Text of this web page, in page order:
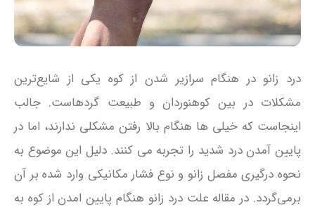
درد زانو در هنگام سرازیر شدن از کوه یکی از شایع‌ترین
مشکلات در بین کوهنوردان و طبیعت‌ گردهاست. جالب
اینجاست که خیلی‌ ها هنگام بالا رفتن مشکلی ندارند، اما در
پایین آمدن درد شدید را تجربه می‌ کنند. دلیل این موضوع به
نحوه درگیری مفصل زانو و نوع فشار مکانیکی وارد شده بر آن
برمی‌گردد. در مقاله علت درد زانو هنگام پایین امدن از کوه به